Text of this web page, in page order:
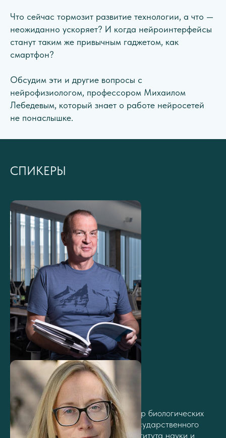
Что сейчас тормозит развитие технологии, а что —
неожиданно ускоряет? И когда нейроинтерфейсы
станут таким же привычным гаджетом, как
смартфон?
Обсудим эти и другие вопросы с
нейрофизиологом, профессором Михаилом
Лебедевым, который знает о работе нейросетей
не понаслышке.
СПИКЕРЫ
МИХАИЛ ЛЕБЕДЕВ
Российский нейрофизиолог, доктор биологических
наук, профессор Московского государственного
университета и Сколковского института науки и